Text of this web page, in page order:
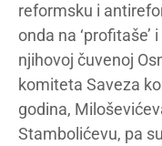
reformsku i
onda na ‘profitaše’
njihovoj čuvenoj
komiteta Saveza
godina,
Stambolićevu, pa